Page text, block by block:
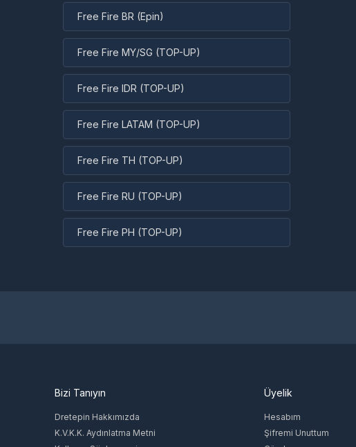
Free Fire BR (Epin)
Free Fire MY/SG (TOP-UP)
Free Fire IDR (TOP-UP)
Free Fire LATAM (TOP-UP)
Free Fire TH (TOP-UP)
Free Fire RU (TOP-UP)
Free Fire PH (TOP-UP)
Bizi Tanıyın
Dretepin Hakkımızda
K.V.K.K. Aydınlatma Metni
Üyelik
Hesabım
Şifremi Unuttum